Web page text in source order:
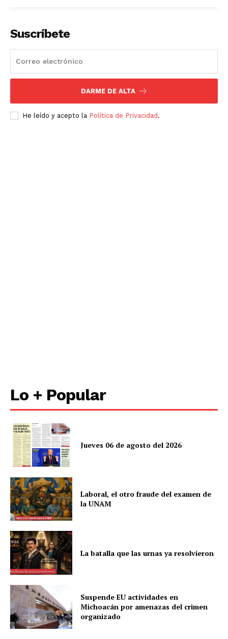
Empresa
Nosotros
Contacto
Suscríbete
DARME DE ALTA
He leído y acepto la Política de Privacidad .
Lo + Popular
Jueves 06 de agosto del 2026
Laboral, el otro fraude del examen de
la UNAM
La batalla que las urnas ya resolvieron
Suspende EU actividades en
Michoacán por amenazas del crimen
organizado